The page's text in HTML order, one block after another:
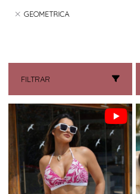
GEOMETRICA
FILTRAR